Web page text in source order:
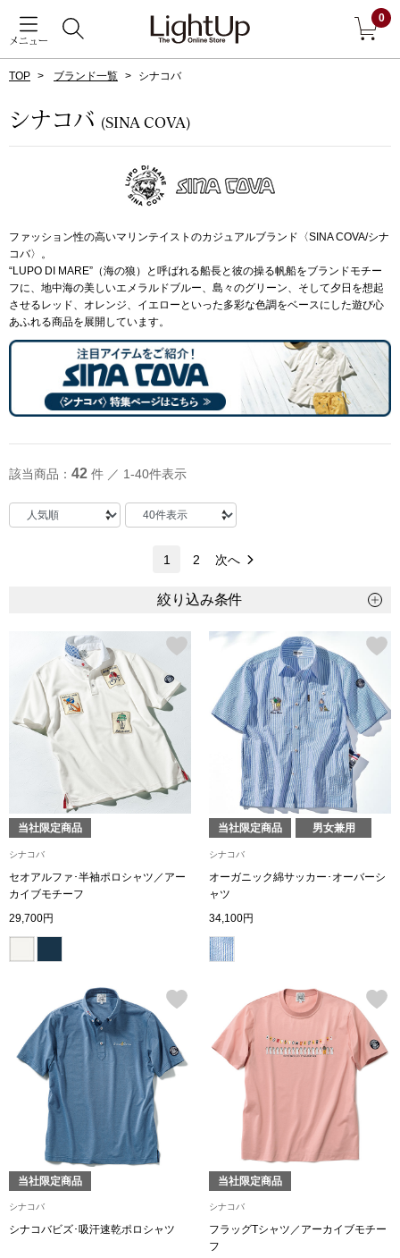
メニュー
0
すべて見る
ダーウェア
アクセサリー
BOGARD 最新号はこちら
ランド
アウター
コート
ブルゾン
その他
トップス
トレーナー／
セーター／カ
ベスト
その他
ボトムス
パンツ／スラ
その他
ルーム･アン
ルームウェア
その他
TOP ブランド一覧 シナコバ
シナコバ (SINA COVA)
ファッション性の高いマリンテイストのカジュアルブランド〈SINA COVA/シナ
コバ〉。
“LUPO DI MARE”（海の狼）と呼ばれる船長と彼の操る帆船をブランドモチー
フに、地中海の美しいエメラルドブルー、島々のグリーン、そして夕日を想起
させるレッド、オレンジ、イエローといった多彩な色調をベースにした遊び心
あふれる商品を展開しています。
該当商品： 42 件 ／ 1-40件表示
1 2 次へ
絞り込み条件
当社限定商品
シナコバ
セオアルファ･半袖ポロシャツ／アー
カイブモチーフ
29,700円
当社限定商品 男女兼用
シナコバ
オーガニック綿サッカー･オーバーシ
ャツ
34,100円
当社限定商品
シナコバ
シナコバビズ･吸汗速乾ポロシャツ
当社限定商品
シナコバ
フラッグTシャツ／アーカイブモチー
フ